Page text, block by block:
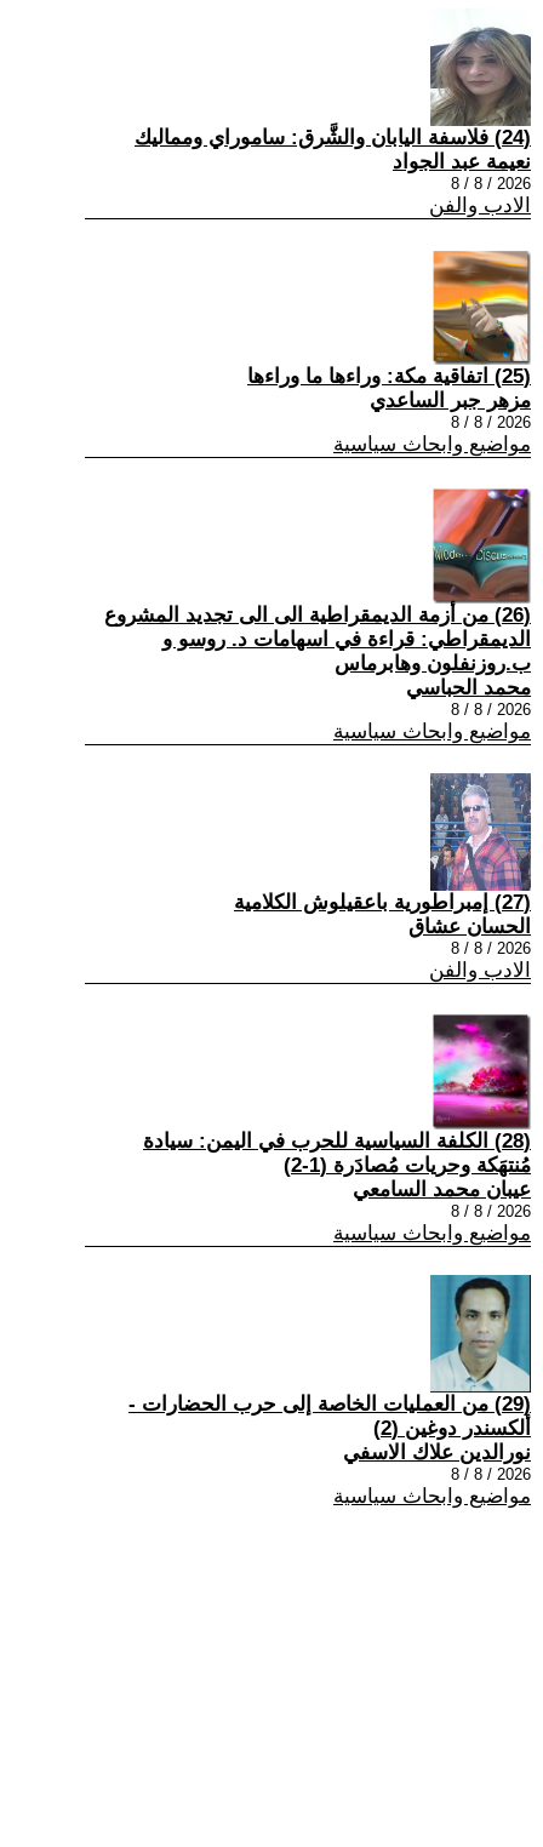
(24) فلاسفة اليابان والشَّرق: ساموراي ومماليك
نعيمة عبد الجواد
2026 / 8 / 8
الادب والفن
(25) اتفاقية مكة: وراءها ما وراءها
مزهر جبر الساعدي
2026 / 8 / 8
مواضيع وابحاث سياسية
(26) من أزمة الديمقراطية الى الى تجديد المشروع
الديمقراطي: قراءة في اسهامات د. روسو و
ب.روزنفلون وهابرماس
محمد الحباسي
2026 / 8 / 8
مواضيع وابحاث سياسية
(27) إمبراطورية باعقيلوش الكلامية
الحسان عشاق
2026 / 8 / 8
الادب والفن
(28) الكلفة السياسية للحرب في اليمن: سيادة
مُنتهَكة وحريات مُصادَرة (1-2)
عيبان محمد السامعي
2026 / 8 / 8
مواضيع وابحاث سياسية
(29) من العمليات الخاصة إلى حرب الحضارات -
ألكسندر دوغين (2)
نورالدين علاك الاسفي
2026 / 8 / 8
مواضيع وابحاث سياسية